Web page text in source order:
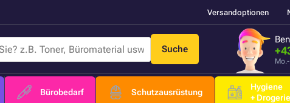
Versandoptionen
Suche
Bürobedarf Schutzausrüstung
Hygiene
+ Drogerie